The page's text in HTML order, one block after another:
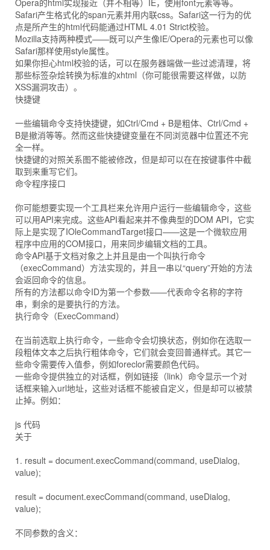
Opera的html实现接近（并不相等）IE，使用font元素等等。
Safari产生格式化的span元素并用内联css。Safari这一行为的优
点是所产生的html代码能通过HTML 4.01 Strict校验。
Mozilla支持两种模式——既可以产生像IE/Opera的元素也可以像
Safari那样使用style属性。
如果你担心html校验的话，可以在服务器端做一些过滤清理，将
那些标签杂烩转换为标准的xhtml（你可能很需要这样做，以防
XSS漏洞攻击）。
快捷键
一些编辑命令支持快捷键，如Ctrl/Cmd + B是粗体、Ctrl/Cmd +
B是撤消等等。然而这些快捷键变量在不同浏览器中位置还不完
全一样。
快捷键的对照关系图不能被修改，但是却可以在在按键事件中截
取到来重写它们。
命令程序接口
你可能想要实现一个工具栏来允许用户运行一些编辑命令，这些
可以用API来完成。这些API看起来并不像典型的DOM API，它实
际上是实现了IOleCommandTarget接口——这是一个微软应用
程序中应用的COM接口，用来同步编辑文档的工具。
命令API基于文档对象之上并且是由一个叫执行命令
（execCommand）方法实现的，并且一串以“query”开始的方法
会返回命令的信息。
所有的方法都以命令ID为第一个参数——代表命令名称的字符
串，剩余的是要执行的方法。
执行命令（ExecCommand）
在当前选取上执行命令，一些命令会切换状态，例如你在选取一
段粗体文本之后执行粗体命令，它们就会变回普通样式。其它一
些命令需要传入值参，例如foreclor需要颜色代码。
一些命令提供独立的对话框，例如链接（link）命令显示一个对
话框来输入url地址，这些对话框不能被自定义，但是却可以被禁
止掉。例如：
js 代码
关于
1. result = document.execCommand(command, useDialog,
value);
result = document.execCommand(command, useDialog,
value);
不同参数的含义：